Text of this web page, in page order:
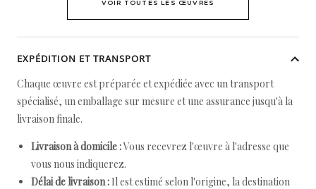
VOIR TOUTES LES ŒUVRES
EXPÉDITION ET TRANSPORT
Chaque œuvre est préparée et expédiée avec un transport
spécialisé, un emballage sur mesure et une assurance jusqu'à la
livraison finale.
Livraison à domicile :Vous recevrez l'œuvre à l'adresse que
vous nous indiquerez.
Délai de livraison : Il est estimé selon l'origine, la destination